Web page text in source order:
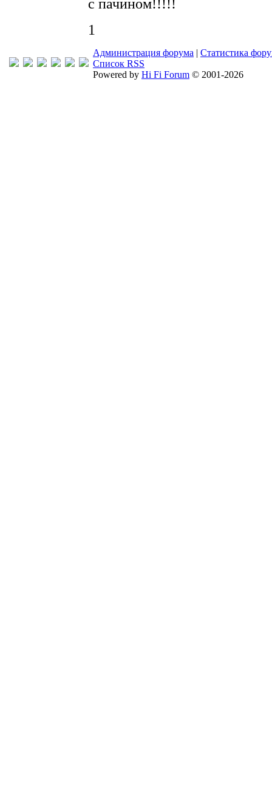
с пачином!!!!!
1
Администрация форума | Статистика
Список RSS
Powered by Hi Fi Forum © 2001-2026